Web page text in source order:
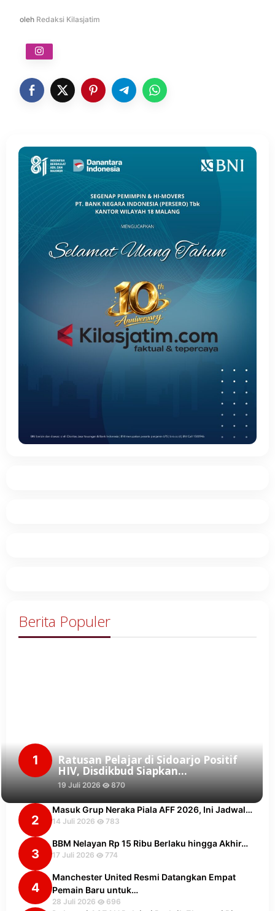
oleh Redaksi Kilasjatim
Berita Populer
1 Ratusan Pelajar di Sidoarjo Positif
HIV, Disdikbud Siapkan…
19 Juli 2026 870
2
Masuk Grup Neraka Piala AFF 2026, Ini Jadwal…
14 Juli 2026 783
3
BBM Nelayan Rp 15 Ribu Berlaku hingga Akhir…
17 Juli 2026 774
4
Manchester United Resmi Datangkan Empat
Pemain Baru untuk…
28 Juli 2026 696